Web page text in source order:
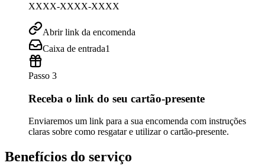
XXXX-XXXX-XXXX
Abrir link da encomenda
Caixa de entrada1
Passo 3
Receba o link do seu cartão-presente
Enviaremos um link para a sua encomenda com instruções
claras sobre como resgatar e utilizar o cartão-presente.
Benefícios do serviço